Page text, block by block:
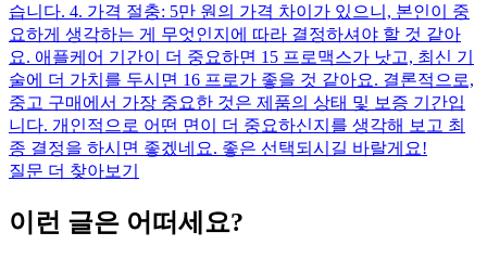
습니다. 4. 가격 절충: 5만 원의 가격 차이가 있으니, 본인이 중
요하게 생각하는 게 무엇인지에 따라 결정하셔야 할 것 같아
요. 애플케어 기간이 더 중요하면 15 프로맥스가 낫고, 최신 기
술에 더 가치를 두시면 16 프로가 좋을 것 같아요. 결론적으로,
중고 구매에서 가장 중요한 것은 제품의 상태 및 보증 기간입
니다. 개인적으로 어떤 면이 더 중요하신지를 생각해 보고 최
종 결정을 하시면 좋겠네요. 좋은 선택되시길 바랄게요!
질문 더 찾아보기
이런 글은 어떠세요?